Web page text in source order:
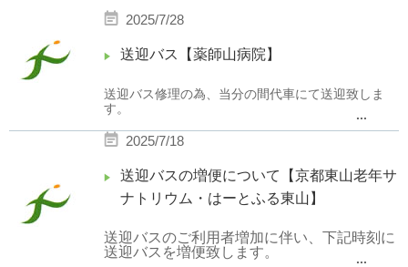
2025/7/28
送迎バス【薬師山病院】
送迎バス修理の為、当分の間代車にて送迎致しま
す。
...
2025/7/18
送迎バスの増便について【京都東山老年サ
ナトリウム・はーとふる東山】
送迎バスのご利用者増加に伴い、下記時刻に
送迎バスを増便致します。
...